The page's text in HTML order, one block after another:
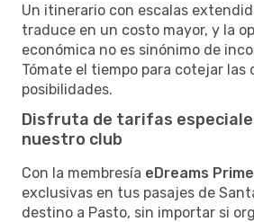
Un itinerario con escalas
traduce en un costo mayor, y la
económica no es sinónimo de
Tómate el tiempo para cotejar las
posibilidades.
Disfruta de tarifas
nuestro club
Con la membresía eDreams Prime
exclusivas en tus pasajes de
destino a Pasto, sin importar si